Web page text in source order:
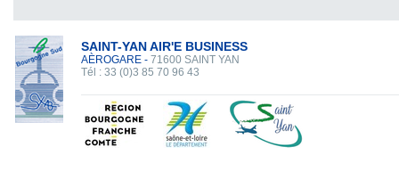
SAINT-YAN AIR'E BUSINESS
AÈROGARE - 71600 SAINT YAN
Tél : 33 (0)3 85 70 96 43